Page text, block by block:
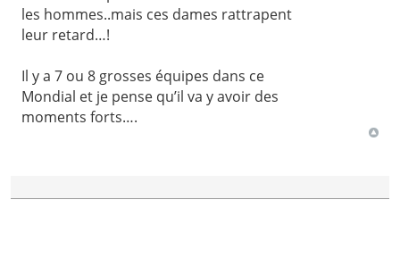
les hommes..mais ces dames rattrapent
leur retard…!
Il y a 7 ou 8 grosses équipes dans ce
Mondial et je pense qu’il va y avoir des
moments forts….